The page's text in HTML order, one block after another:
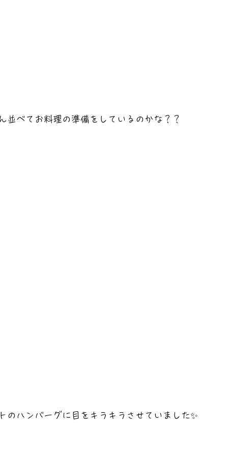
並べてお料理の準備をしているのかな？？
のハンバーグに目をキラキラさせていました✨